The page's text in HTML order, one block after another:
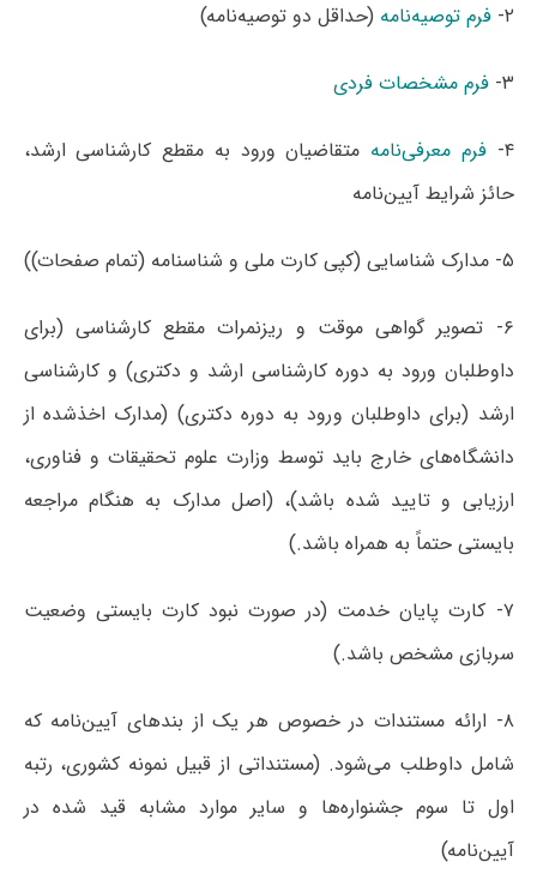
۲- فرم توصیه‌نامه (حداقل دو توصیه‌نامه)
۳- فرم مشخصات فردی
۴- فرم معرفی‌نامه متقاضیان ورود به مقطع کارشناسی ارشد،
حائز شرایط آیین‌نامه
۵- مدارک شناسایی (کپی کارت ملی و شناسنامه (تمام صفحات))
۶- تصویر گواهی موقت و ریزنمرات مقطع کارشناسی (برای
داوطلبان ورود به دوره کارشناسی ارشد و دکتری) و کارشناسی
ارشد (برای داوطلبان ورود به دوره دکتری) (مدارک اخذشده از
دانشگاه‌های خارج باید توسط وزارت علوم تحقیقات و فناوری،
ارزیابی و تایید شده باشد)، (اصل مدارک به هنگام مراجعه
بایستی حتماً به همراه باشد.)
۷- کارت پایان خدمت (در صورت نبود کارت بایستی وضعیت
سربازی مشخص باشد.)
۸- ارائه مستندات در خصوص هر یک از بندهای آیین‌نامه که
شامل داوطلب می‌شود. (مستنداتی از قبیل نمونه کشوری، رتبه
اول تا سوم جشنواره‌ها و سایر موارد مشابه قید شده در
آیین‌نامه)